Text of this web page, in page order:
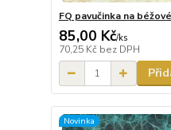
FQ pavučinka na
85,00 Kč/ks
70,25 Kč bez DPH
Novinka